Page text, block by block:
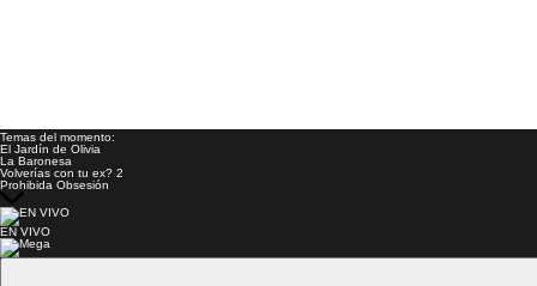
Temas del momento:
El Jardín de Olivia
La Baronesa
Volverías con tu ex? 2
Prohibida Obsesión
EN VIVO